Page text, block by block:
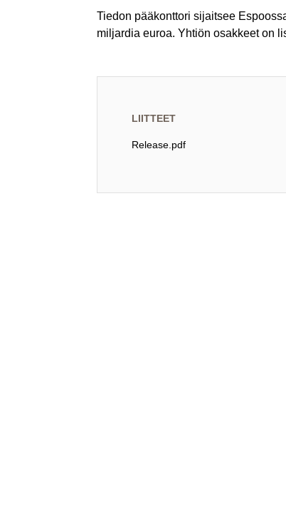
Tiedon pääkonttori sijaitsee
miljardia euroa. Yhtiön osakkeet on
LIITTEET
Release.pdf